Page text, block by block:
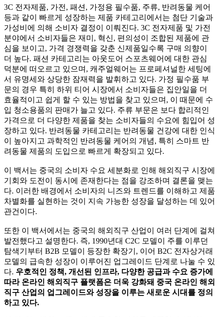
3C 전자제품, 가전, 패션, 가정용 필수품, 주류, 반려동물 케어
등과 같이 빠르게 성장하는 제품 카테고리에서는 첨단 기술과
가성비에 의해 소비자 결정이 이뤄진다. 3C 전자제품 및 가전
분야에서 소비자들은 재미, 혁신, 편의성이 조합된 제품에 관
심을 보이고, 가격 경쟁력을 갖춘 신제품일수록 구매 의향이
더 높다. 패션 카테고리는 아웃도어 스포츠웨어에 대한 관심
덕분에 떠오르고 있으며, 캐주얼웨어는 프로페셔널한 세팅에
서 유명세와 상당한 잠재력을 발휘하고 있다. 가정 필수품 부
문의 경우 특히 하위 티어 시장에서 소비자들은 집안일을 더
효율적이고 쉽게 할 수 있는 방법을 찾고 있으며, 이 때문에 수
입 청소용품의 판매가 늘고 있다. 주류 부문은 보다 합리적인
가격으로 더 다양한 제품을 찾는 소비자들의 수요에 힘입어 성
장하고 있다. 반려동물 카테고리는 반려동물 건강에 대한 인식
이 높아지고 과학적인 반려동물 케어의 개념, 특히 스마트 반
려동물 제품의 도입으로 빠르게 확장되고 있다.
이 백서는 중국의 소비자 수요 세분화로 인해 해외직구 시장에
기회와 도전이 동시에 존재한다는 점을 강조하며 결론을 맺는
다. 이러한 배경에서 소비자의 니즈와 트렌드를 이해하고 제품
차별화를 실현하는 것이 지속 가능한 성장을 달성하는 데 있어
관건이다.
또한 이 백서에서는 중국의 해외직구 산업이 여러 단계에 걸쳐
발전했다고 설명한다. 즉, 1990년대 C2C 모델이 주를 이루던
탐색기부터 B2B 모델이 등장한 확장기, 이어 B2C 전자상거래
모델의 급속한 성장이 이루어진 업그레이드 단계로 나눌 수 있
다. 우호적인 정책, 개선된 인프라, 다양한 공급과 수요 증가에
따라 온라인 해외직구 플랫폼은 더욱 강화돼 중국 온라인 해외
직구 산업의 업그레이드와 성장을 이루는 새로운 시대를 정의
하고 있다.